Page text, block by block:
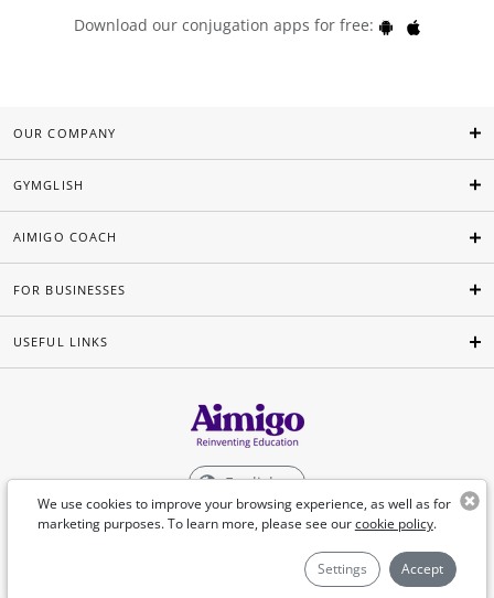
Download our conjugation apps for free:
We use cookies to improve your browsing experience, as well as for
marketing purposes. To learn more, please see ourcookie policy.
Settings Accept
OUR COMPANY
GYMGLISH
AIMIGO COACH
FOR BUSINESSES
USEFUL LINKS
English
©Aimigo 2026